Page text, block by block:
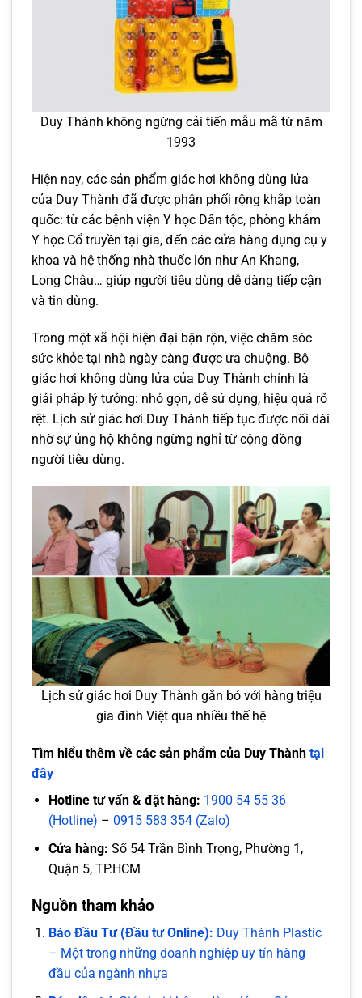
Duy Thành không ngừng cải tiến mẫu mã từ năm
1993
Hiện nay, các sản phẩm giác hơi không dùng lửa
của Duy Thành đã được phân phối rộng khắp toàn
quốc: từ các bệnh viện Y học Dân tộc, phòng khám
Y học Cổ truyền tại gia, đến các cửa hàng dụng cụ y
khoa và hệ thống nhà thuốc lớn như An Khang,
Long Châu… giúp người tiêu dùng dễ dàng tiếp cận
và tin dùng.
Trong một xã hội hiện đại bận rộn, việc chăm sóc
sức khỏe tại nhà ngày càng được ưa chuộng. Bộ
giác hơi không dùng lửa của Duy Thành chính là
giải pháp lý tưởng: nhỏ gọn, dễ sử dụng, hiệu quả rõ
rệt. Lịch sử giác hơi Duy Thành tiếp tục được nối dài
nhờ sự ủng hộ không ngừng nghỉ từ cộng đồng
người tiêu dùng.
Lịch sử giác hơi Duy Thành gắn bó với hàng triệu
gia đình Việt qua nhiều thế hệ
Tìm hiểu thêm về các sản phẩm của Duy Thành tại
đây
Hotline tư vấn & đặt hàng: 1900 54 55 36
(Hotline) – 0915 583 354 (Zalo)
Cửa hàng: Số 54 Trần Bình Trọng, Phường 1,
Quận 5, TP.HCM
Nguồn tham khảo
Báo Đầu Tư (Đầu tư Online): Duy Thành Plastic
– Một trong những doanh nghiệp uy tín hàng
đầu của ngành nhựa